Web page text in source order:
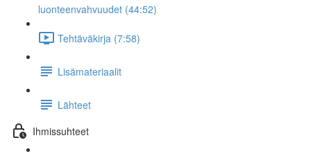
luonteenvahvuudet (44:52)
Tehtäväkirja (7:58)
Lisämateriaalit
Lähteet
Ihmissuhteet